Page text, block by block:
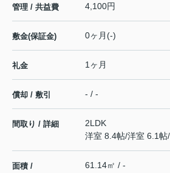
管理 / 共益費 4,100円
敷金(保証金) 0ヶ月(-)
礼金 1ヶ月
償却 / 敷引 - / -
間取り / 詳細
2LDK
洋室 8.4帖/洋室 6.1帖/
面積 /
61.14㎡ / -